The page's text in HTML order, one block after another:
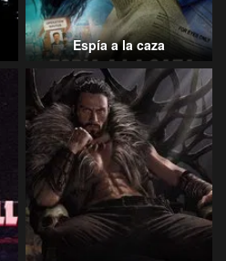
Espía a la caza